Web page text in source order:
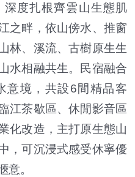
度扎根齊雲山生態肌
之畔，依山傍水、推窗
林、溪流、古樹原生生
水相融共生。民宿融合
意境，共設6間精品客
江茶歇區、休閒影音區
化改造，主打原生態山
，可沉浸式感受休寧優
意。